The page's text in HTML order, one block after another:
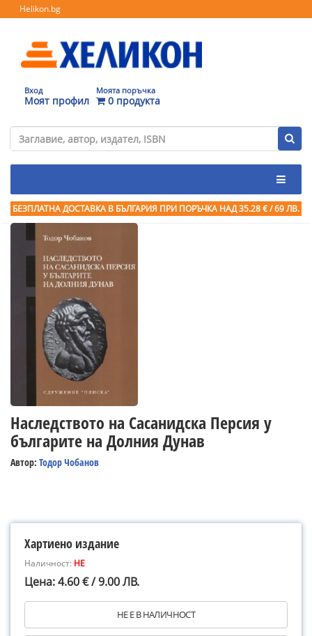
Helikon.bg
Вход
Моят профил
Моята поръчка
0 продукта
БЕЗПЛАТНА ДОСТАВКА В БЪЛГАРИЯ ПРИ ПОРЪЧКА НАД 35.28 € / 69 ЛВ.
Наследството на Сасанидска Персия у
българите на Долния Дунав
Автор: Тодор Чобанов
Хартиено издание
Наличност: НЕ
Цена: 4.60 € / 9.00 ЛВ.
НЕ Е В НАЛИЧНОСТ